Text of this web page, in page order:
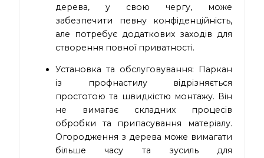
дерева, у свою чергу, може
забезпечити певну конфіденційність,
але потребує додаткових заходів для
створення повної приватності.
Установка та обслуговування: Паркан
із профнастилу відрізняється
простотою та швидкістю монтажу. Він
не вимагає складних процесів
обробки та припасування матеріалу.
Огородження з дерева може вимагати
більше часу та зусиль для